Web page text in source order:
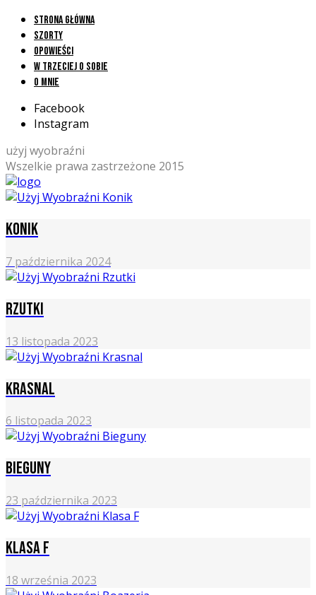
Strona główna
Szorty
Opowieści
W trzeciej o sobie
O mnie
Facebook
Instagram
użyj wyobraźni
Wszelkie prawa zastrzeżone 2015
Konik
7 października 2024
Rzutki
13 listopada 2023
Krasnal
6 listopada 2023
Bieguny
23 października 2023
Klasa F
18 września 2023